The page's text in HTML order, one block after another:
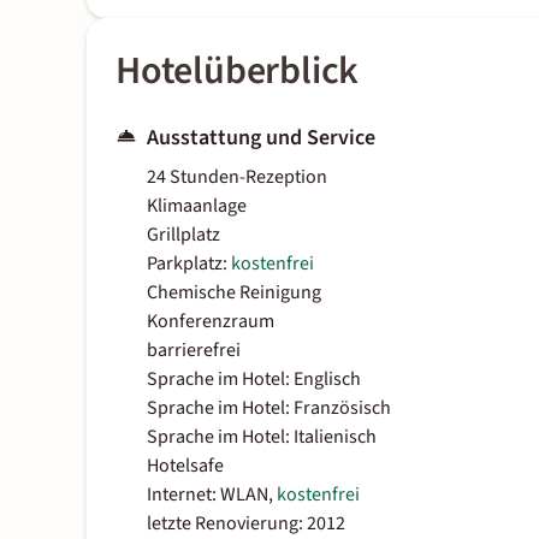
Hotelüberblick
Ausstattung und Service
24 Stunden-Rezeption
Klimaanlage
Grillplatz
Parkplatz: kostenfrei
Chemische Reinigung
Konferenzraum
barrierefrei
Sprache im Hotel: Englisch
Sprache im Hotel: Französisch
Sprache im Hotel: Italienisch
Hotelsafe
Internet: WLAN,kostenfrei
letzte Renovierung: 2012